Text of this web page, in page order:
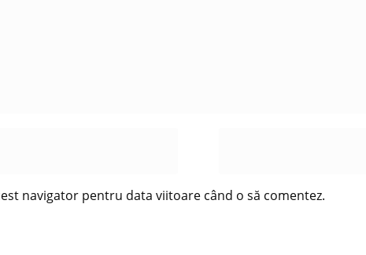
navigator pentru data viitoare când o să comentez.